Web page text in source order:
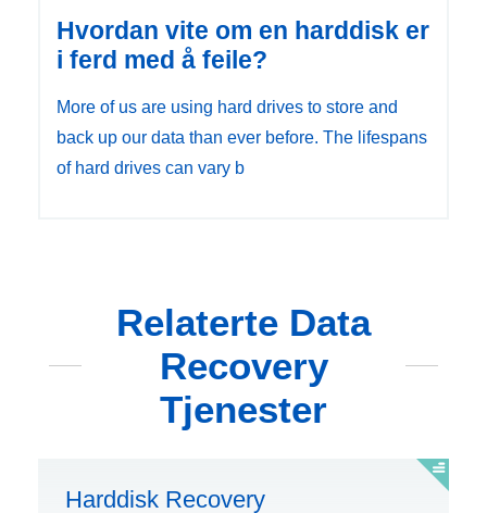
Hvordan vite om en harddisk er
i ferd med å feile?
More of us are using hard drives to store and
back up our data than ever before. The lifespans
of hard drives can vary b
Relaterte Data
Recovery
Tjenester
Harddisk Recovery